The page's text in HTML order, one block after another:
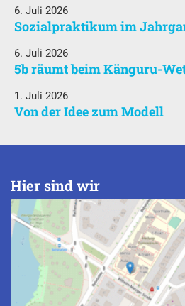
6. Juli 2026
Sozialpraktikum im
6. Juli 2026
5b räumt beim Känguru-
1. Juli 2026
Von der Idee zum Modell
Hier sind wir